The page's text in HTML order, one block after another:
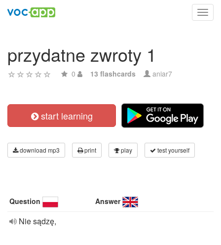
przydatne zwroty 1
0 13 flashcards aniar7
start learning
download mp3 print play test yourself
Question Answer
Nie sądzę,